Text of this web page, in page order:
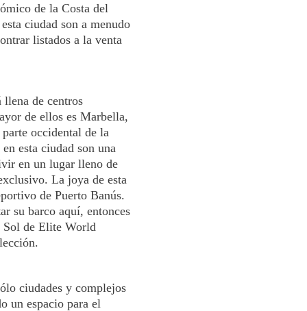
de la Costa del
ciudad son a menudo
listados a la venta
llena de centros
de ellos es Marbella,
occidental de la
esta ciudad son una
en un lugar lleno de
La joya de esta
de Puerto Banús.
su barco aquí, entonces
Sol de Elite World
ciudades y complejos
un espacio para el